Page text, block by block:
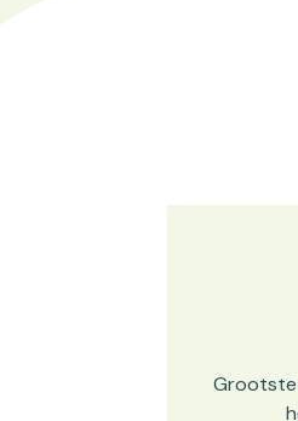
Grootste